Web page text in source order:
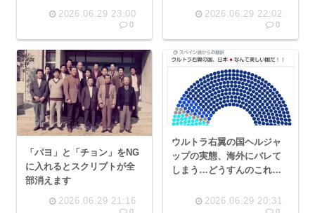
2026.06.29 23:00
0
2026.06.29 22:02
0
「パヨ」と「チョン」をNG
に入れるとスクリプトが全
部消えます
2026.06.29 21:16
ウルトラ右翼の国ヘルジャ
ップの実態、海外にバレて
しまう…どうすんのこれサ
2026.06.29 20:31